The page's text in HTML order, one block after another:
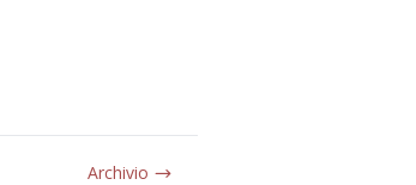
Archivio